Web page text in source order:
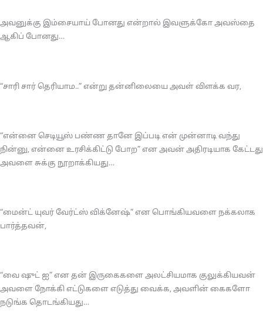
அவனுக்கு இம்சையாய் போனது என்றால் இவளுக்கோ அவஸ்தை
ஆகிப் போனது…
“சாரி சார் தெரியாம..” என்று தன்னிலையை அவள் விளக்க வர,
“என்னை செடியூஸ் பண்ண தானே இப்படி என் முன்னாடி வந்து
நின்னு, என்னை உரசிக்கிட்டு போற” என அவன் அதிரடியாக கேட்டது
அவளை சுக்கு நூறாக்கியது…
“மைன்ட் யுவர் வேர்ட்ஸ் விக்னேஷ்” என பொங்கியவளை நக்கலாக
பார்த்தவன்,
“வை ஷுட் ஐ” என தன் இருகைகளை அலட்சியமாக குலுக்கியவன்
அவளை நோக்கி எட்டுகளை எடுத்து வைக்க, அவளின் கைகளோ
நடுங்க தொடங்கியது…